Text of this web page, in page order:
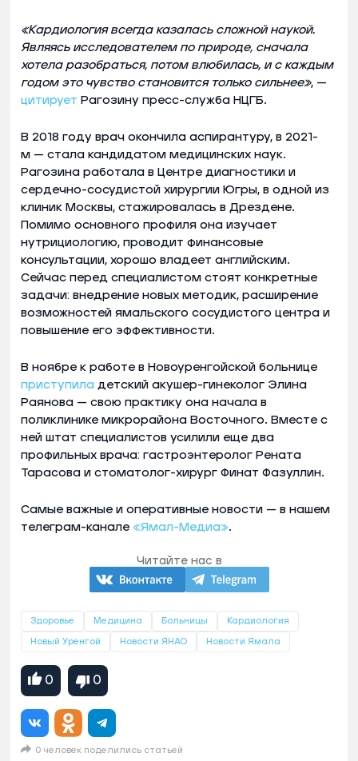
«Кардиология всегда казалась сложной наукой.
Являясь исследователем по природе, сначала
хотела разобраться, потом влюбилась, и с каждым
годом это чувство становится только сильнее», —
цитирует Рагозину пресс-служба НЦГБ.
В 2018 году врач окончила аспирантуру, в 2021-
м — стала кандидатом медицинских наук.
Рагозина работала в Центре диагностики и
сердечно-сосудистой хирургии Югры, в одной из
клиник Москвы, стажировалась в Дрездене.
Помимо основного профиля она изучает
нутрициологию, проводит финансовые
консультации, хорошо владеет английским.
Сейчас перед специалистом стоят конкретные
задачи: внедрение новых методик, расширение
возможностей ямальского сосудистого центра и
повышение его эффективности.
В ноябре к работе в Новоуренгойской больнице
приступила детский акушер-гинеколог Элина
Раянова — свою практику она начала в
поликлинике микрорайона Восточного. Вместе с
ней штат специалистов усилили еще два
профильных врача: гастроэнтеролог Рената
Тарасова и стоматолог-хирург Финат Фазуллин.
Самые важные и оперативные новости — в нашем
телеграм-канале «Ямал-Медиа».
Читайте нас в
Здоровье Медицина Больницы Кардиология
Новый Уренгой Новости ЯНАО Новости Ямала
0 0
0 человек поделились статьей